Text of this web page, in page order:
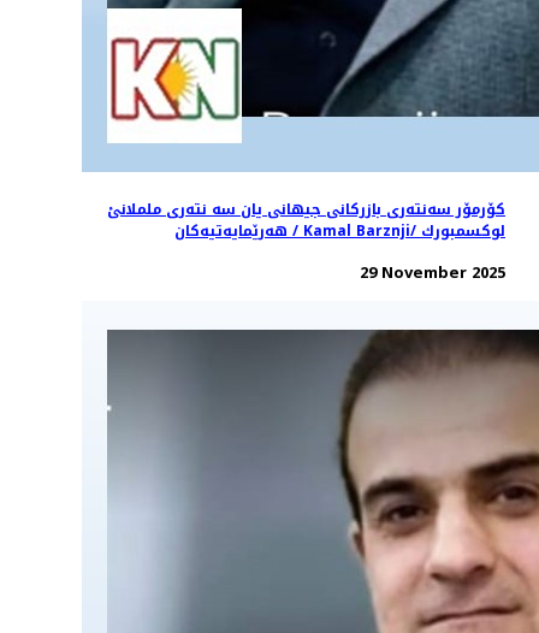
كۆرمۆر سەنتەرى بازركانى جيهانى يان سه نتەرى ململانئ
هەرێمايەتيەكان / Kamal Barznji/ لوكسمبورك
29 November 2025